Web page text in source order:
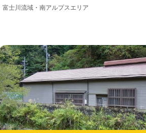
富士川流域・南アルプスエリア